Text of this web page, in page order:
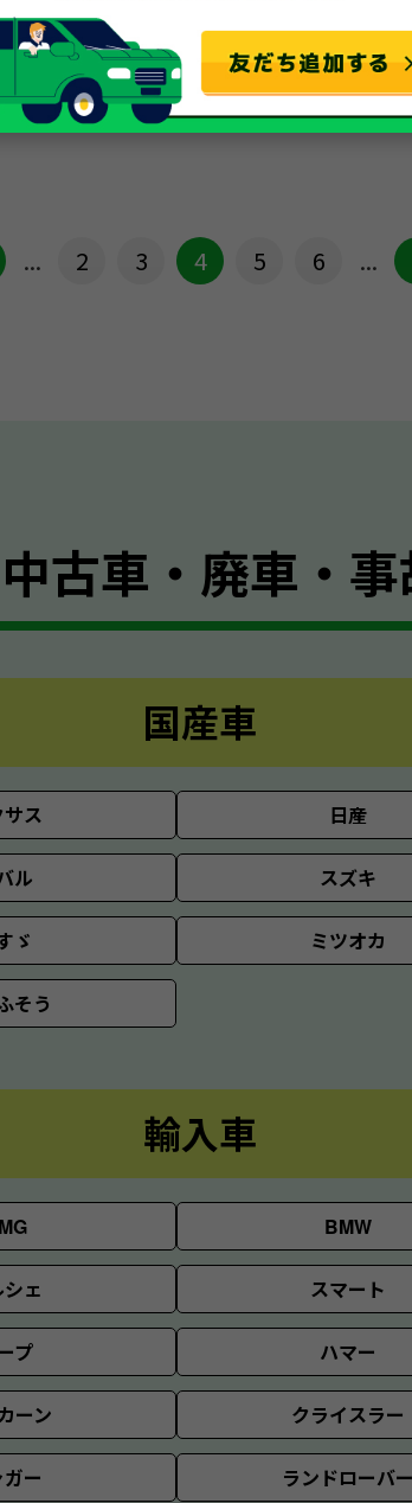
... 2 3 4 5 6 ...
中古車・廃車・
国産車
サス 日産
ル スズキ
ゞ ミツオカ
そう
輸入車
BMW
ェ スマート
プ ハマー
ーン クライスラー
ー ランドローバー